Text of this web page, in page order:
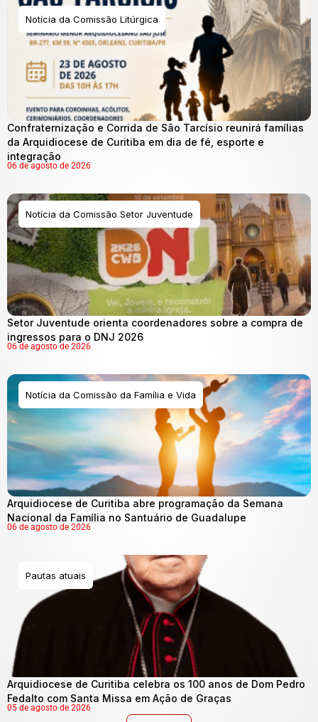
Notícia da Comissão Litúrgica
Confraternização e Corrida de São Tarcísio reunirá famílias
da Arquidiocese de Curitiba em dia de fé, esporte e
integração
06 de agosto de 2026
Notícia da Comissão Setor Juventude
Setor Juventude orienta coordenadores sobre a compra de
ingressos para o DNJ 2026
06 de agosto de 2026
Notícia da Comissão da Família e Vida
Arquidiocese de Curitiba abre programação da Semana
Nacional da Família no Santuário de Guadalupe
06 de agosto de 2026
Pautas atuais
Arquidiocese de Curitiba celebra os 100 anos de Dom Pedro
Fedalto com Santa Missa em Ação de Graças
05 de agosto de 2026